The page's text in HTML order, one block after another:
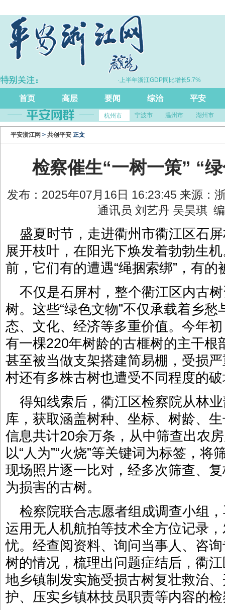
化学反应”跃升 ·上半年浙江GDP同比增长5.7%
首页 高层 要闻 综治 平安
杭州市 宁波市 温州市 湖州市
平安浙江网 > 共创平安 正文
检察催生“一树一策” “
发布：2025年07月16日 16:23:45 来源：
通讯员 刘艺丹 吴昊琪
盛夏时节，走进衢州市衢江区石
展开枝叶，在阳光下焕发着勃勃生
前，它们有的遭遇“绳捆索绑”，有
不仅是石屏村，整个衢江区内古
树。这些“绿色文物”不仅承载着乡
态、文化、经济等多重价值。今年
有一棵220年树龄的古榧树的主干根
甚至被当做支架搭建简易棚，受损
村还有多株古树也遭受不同程度的
得知线索后，衢江区检察院从林
库，获取涵盖树种、坐标、树龄、
信息共计20余万条，从中筛查出农
以“人为”“火烧”等关键词为标签，
现场照片逐一比对，经多次筛查、
为损害的古树。
检察院联合志愿者组成调查小组
运用无人机航拍等技术全方位记录
忧。经查阅资料、询问当事人、咨
树的情况，梳理出问题症结后，衢
地乡镇制发实施受损古树复壮救治
护、压实乡镇林技员职责等内容的